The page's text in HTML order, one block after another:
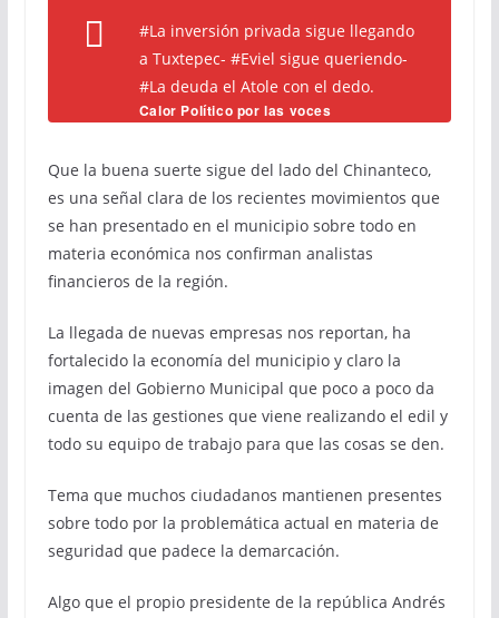
#La inversión privada sigue llegando
a Tuxtepec- #Eviel sigue queriendo-
#La deuda el Atole con el dedo.
Calor Político por las voces
Que la buena suerte sigue del lado del Chinanteco,
es una señal clara de los recientes movimientos que
se han presentado en el municipio sobre todo en
materia económica nos confirman analistas
financieros de la región.
La llegada de nuevas empresas nos reportan, ha
fortalecido la economía del municipio y claro la
imagen del Gobierno Municipal que poco a poco da
cuenta de las gestiones que viene realizando el edil y
todo su equipo de trabajo para que las cosas se den.
Tema que muchos ciudadanos mantienen presentes
sobre todo por la problemática actual en materia de
seguridad que padece la demarcación.
Algo que el propio presidente de la república Andrés